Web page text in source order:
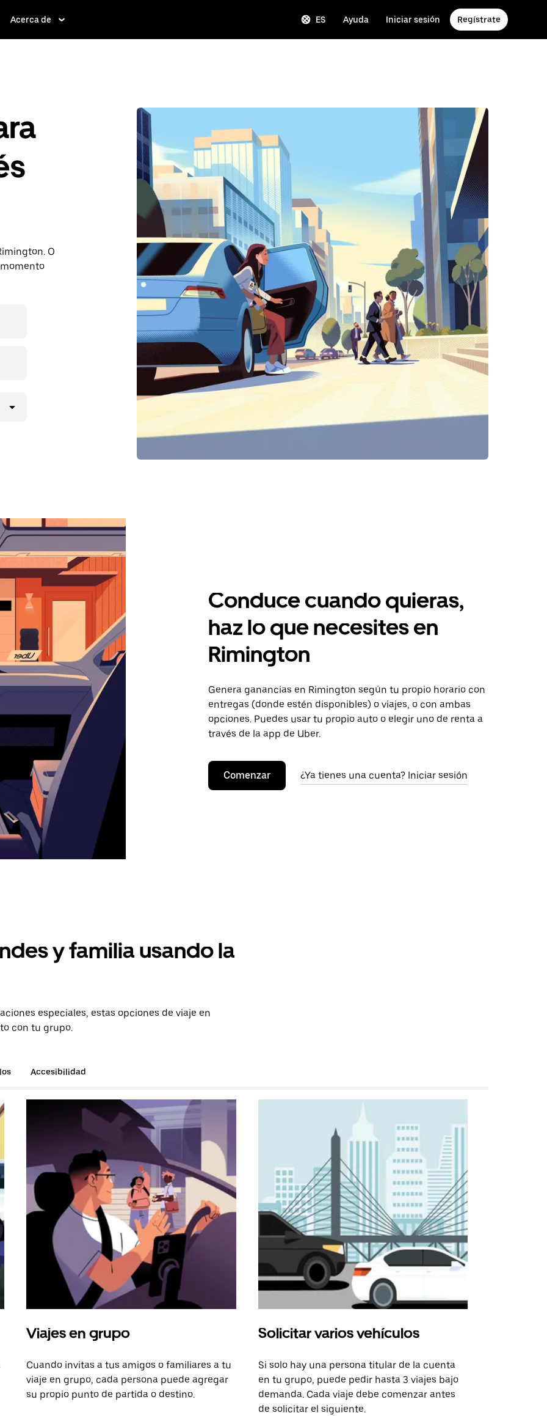
Acerca de ES Ayuda Iniciar sesión Regístrate
O
Conduce cuando quieras,
haz lo que necesites en
Rimington
Genera ganancias en Rimington según tu propio horario con
entregas (donde estén disponibles) o viajes, o con ambas
opciones. Puedes usar tu propio auto o elegir uno de renta a
través de la app de Uber.
Comenzar ¿Ya tienes una cuenta? Iniciar sesión
y familia usando la
especiales, estas opciones de viaje en
con tu grupo.
Accesibilidad
Viajes en grupo
Cuando invitas a tus amigos o familiares a tu
viaje en grupo, cada persona puede agregar
su propio punto de partida o destino.
Solicitar varios vehículos
Si solo hay una persona titular de la cuenta
en tu grupo, puede pedir hasta 3 viajes bajo
demanda. Cada viaje debe comenzar antes
de solicitar el siguiente.